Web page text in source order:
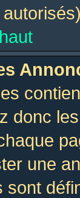
donc
une
sont